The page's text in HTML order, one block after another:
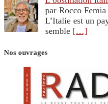
par Rocco Femia
L’Italie est un
semble […]
Nos ouvrages